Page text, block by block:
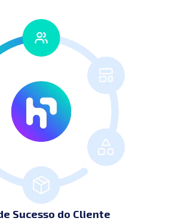
Sucesso do Cliente